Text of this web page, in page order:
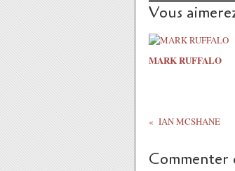
Vous
MARK RUFFALO
IAN MCSHANE